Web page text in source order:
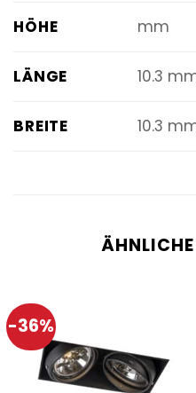
HÖHE mm
LÄNGE 10.3
BREITE 10.3
-36%